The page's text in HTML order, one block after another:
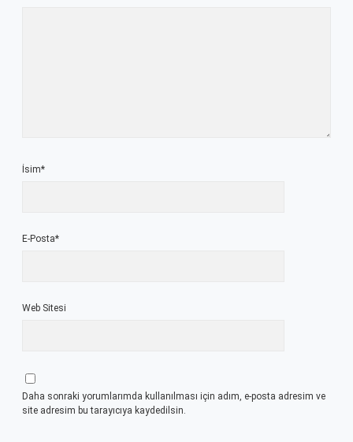
İsim*
E-Posta*
Web Sitesi
Daha sonraki yorumlarımda kullanılması için adım, e-posta adresim ve
site adresim bu tarayıcıya kaydedilsin.